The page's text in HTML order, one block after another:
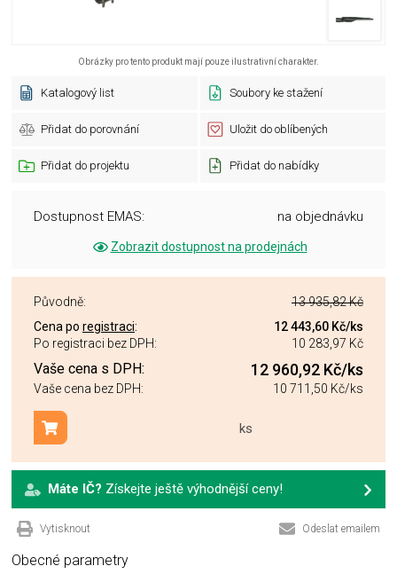
Obrázky pro tento produkt mají pouze ilustrativní charakter.
Katalogový list Soubory ke stažení
Přidat do porovnání Uložit do oblíbených
Přidat do projektu Přidat do nabídky
Dostupnost EMAS: na objednávku
Zobrazit dostupnost na prodejnách
Původně:
13 935,82 Kč
Cena po registraci: 12 443,60 Kč/ks
Po registraci bez DPH:
10 283,97 Kč
Vaše cena s DPH: 12 960,92 Kč/ks
Vaše cena bez DPH: 10 711,50 Kč/ks
ks
Přidat do košíku
Máte IČ? Získejte ještě výhodnější ceny!
Vytisknout Odeslat emailem
Obecné parametry